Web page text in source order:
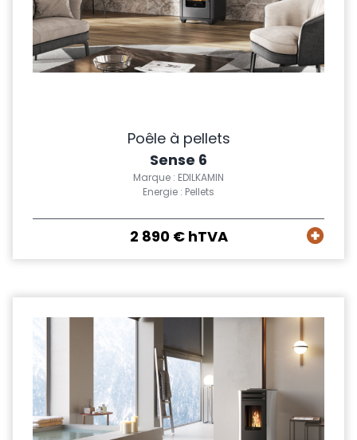
Poêle à pellets
Sense 6
Marque : EDILKAMIN
Energie : Pellets
2 890 € hTVA